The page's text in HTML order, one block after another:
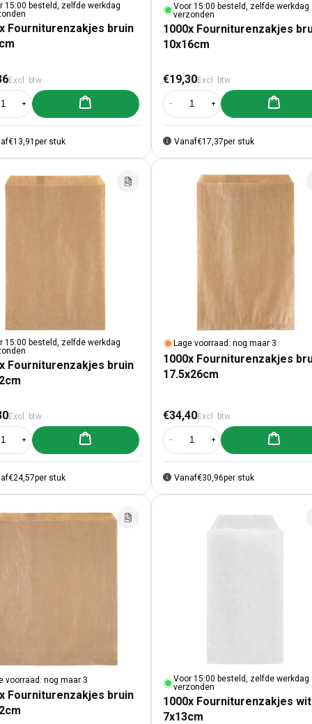
15:00 besteld, zelfde werkdag
Fourniturenzakjes bruin
prijs
Excl. btw
verlagen voor 1000x Fourniturenzakjes bruin 7x13cm
Aantal verhogen voor 1000x Fourniturenzakjes bruin 7x13cm
Aan winkelwagen toevoegen
€13,91 per stuk
Voor 15:00 besteld, zelfde werkdag
verzonden
1000x Fourniturenzakjes
10x16cm
Normale prijs
€19,30Excl. btw
Aantal verlagen voor 1000x
Aantal verhogen voor
Aan
Vanaf€17,37per stuk
15:00 besteld, zelfde werkdag
Fourniturenzakjes bruin
prijs
Excl. btw
verlagen voor 1000x Fourniturenzakjes bruin 15x22cm
Aantal verhogen voor 1000x Fourniturenzakjes bruin 15x22cm
Aan winkelwagen toevoegen
€24,57per stuk
Lage voorraad: nog maar 3
1000x Fourniturenzakjes
17.5x26cm
Normale prijs
€34,40Excl. btw
Aantal verlagen voor 1000x
Aantal verhogen voor
Aan
Vanaf€30,96per stuk
voorraad: nog maar 3
Fourniturenzakjes bruin
Voor 15:00 besteld, zelfde werkdag
verzonden
1000x Fourniturenzakjes wit
7x13cm